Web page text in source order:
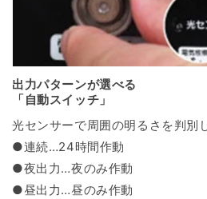
出力パターンが選べる
「自動スイッチ」
光センサーで周囲の明るさを判別
●連続…24時間作動
●夜出力…夜のみ作動
●昼出力…昼のみ作動